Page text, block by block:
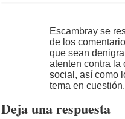
Escambray se
de los
que sean
atenten contra la
social, así como
tema en cuestión.
Deja una respuesta